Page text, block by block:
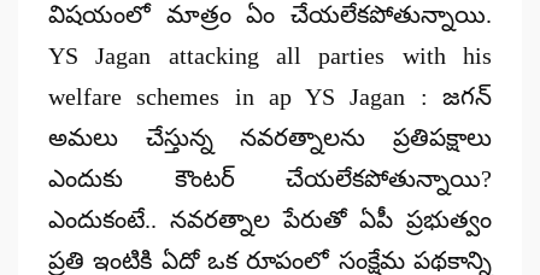
విషయంలో మాత్రం ఏం చేయలేకపోతున్నాయి.
YS Jagan attacking all parties with his
welfare schemes in ap YS Jagan : జగన్
అమలు చేస్తున్న నవరత్నాలను ప్రతిపక్షాలు
ఎందుకు కౌంటర్ చేయలేకపోతున్నాయి?
ఎందుకంటే.. నవరత్నాల పేరుతో ఏపీ ప్రభుత్వం
ప్రతి ఇంటికి ఏదో ఒక రూపంలో సంక్షేమ పథకాన్ని